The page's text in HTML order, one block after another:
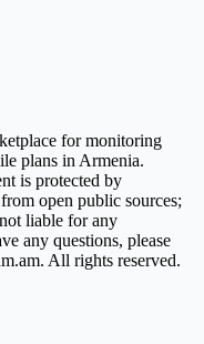
for monitoring
plans in Armenia.
is protected by
open public sources;
liable for any
any questions, please
All rights reserved.